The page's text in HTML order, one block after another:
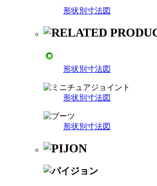
形状別寸法図
形状別寸法図
形状別寸法図
形状別寸法図